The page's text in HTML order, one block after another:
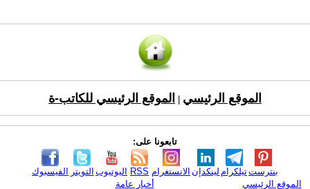
الموقع الرئيسي الموقع الرئيسي للكاتب-ة
تابعونا على:
الفيسبوك التويتر اليوتيوب RSS الانستغرام لينكدإن تيلكرامبنترست
الموقع الرئيسي
أخبار عامة